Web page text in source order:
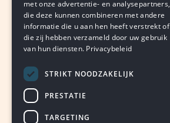
met onze advertentie- en analysepartners,
die deze kunnen combineren met andere
informatie die u aan hen heeft verstrekt of
die zij hebben verzameld door uw gebruik
van hun diensten. Privacybeleid
STRIKT NOODZAKELIJK
PRESTATIE
TARGETING